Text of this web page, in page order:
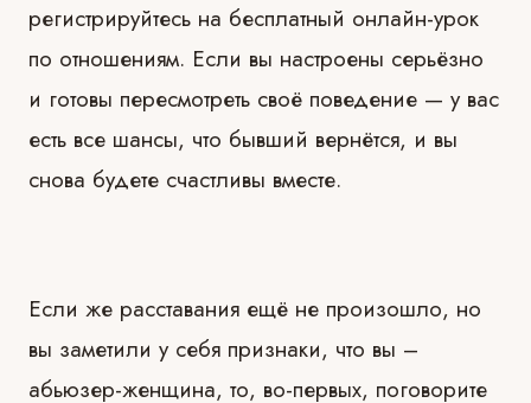
регистрируйтесь на бесплатный онлайн-урок
по отношениям. Если вы настроены серьёзно
и готовы пересмотреть своё поведение — у вас
есть все шансы, что бывший вернётся, и вы
снова будете счастливы вместе.
Если же расставания ещё не произошло, но
вы заметили у себя признаки, что вы –
абьюзер-женщина, то, во-первых, поговорите